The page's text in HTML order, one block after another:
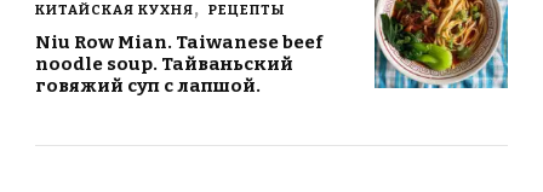
КИТАЙСКАЯ КУХНЯ РЕЦЕПТЫ
Niu Row Mian. Taiwanese beef
noodle soup. Taйваньский
говяжий суп с лапшой.